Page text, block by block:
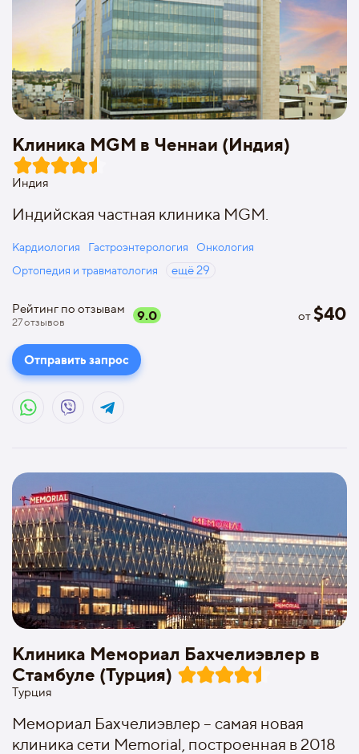
Клиника MGM в Ченнаи (Индия)
Индия
Индийская частная клиника MGM.
Кардиология Гастроэнтерология
Онкология
Ортопедия и травматология
ещё29
Рейтинг по отзывам
27отзывов 9.0 от$40
Отправить запрос
Клиника Мемориал Бахчелиэвлер в
Стамбуле (Турция)
Турция
Мемориал Бахчелиэвлер – самая новая
клиника сети Memorial, построенная в 2018